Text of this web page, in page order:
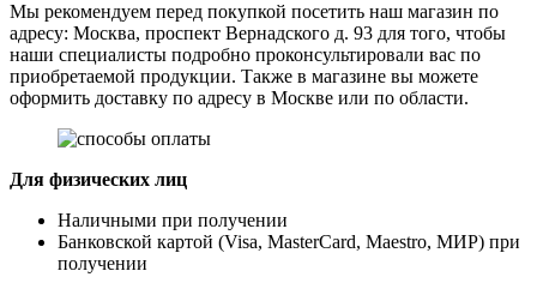
Мы рекомендуем перед покупкой посетить наш магазин по
адресу: Москва, проспект Вернадского д. 93 для того, чтобы
наши специалисты подробно проконсультировали вас по
приобретаемой продукции. Также в магазине вы можете
оформить доставку по адресу в Москве или по области.
Для физических лиц
Наличными при получении
Банковской картой (Visa, MasterCard, Maestro, МИР) при
получении